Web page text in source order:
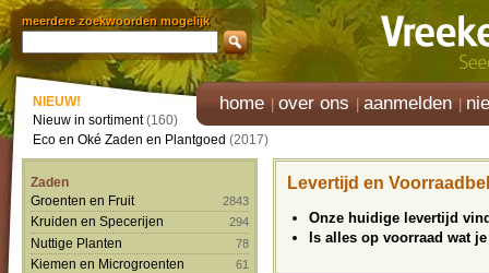
meerdere zoekwoorden mogelijk
home over ons aanmelden
NIEUW!
Nieuw in sortiment(160)
Eco en Oké Zaden en Plantgoed (2017)
Zaden
Groenten en Fruit
2843
Kruiden en Specerijen 294
Nuttige Planten 78
Kiemen en Microgroenten 61
Levertijd en
Onze huidige levertijd
Is alles op voorraad wat